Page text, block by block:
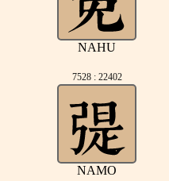
NAHU
7528 : 22402
NAMO